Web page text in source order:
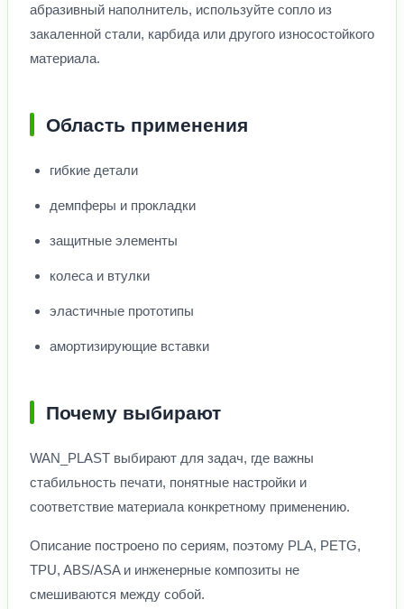
абразивный наполнитель, используйте сопло из
закаленной стали, карбида или другого износостойкого
материала.
Область применения
гибкие детали
демпферы и прокладки
защитные элементы
колеса и втулки
эластичные прототипы
амортизирующие вставки
Почему выбирают
WAN_PLAST выбирают для задач, где важны
стабильность печати, понятные настройки и
соответствие материала конкретному применению.
Описание построено по сериям, поэтому PLA, PETG,
TPU, ABS/ASA и инженерные композиты не
смешиваются между собой.